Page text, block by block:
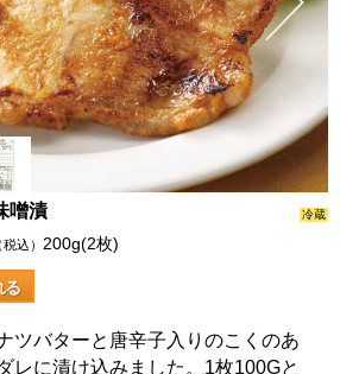
噌漬 冷蔵
税込） 200g(2枚)
る
ツバターと唐辛子入りのこくのあ
レに漬け込みました。1枚100Gと